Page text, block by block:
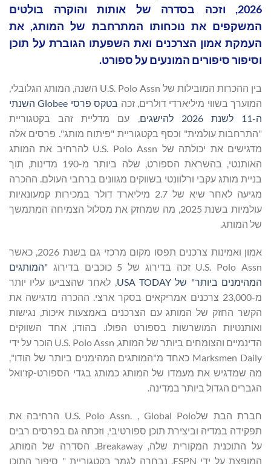
2026, וזכה בסדרה של אותות והוקרה בולטים
המשקפים את נוכחותו המתרחבת של המותג, את
העמקת אמון הצרכנים ואת השפעתו הגוברת על תוכן
וסיפור סיפורים המונעים על ספורט.
בין ההכרות המובילות של U.S. Polo Assn השנה, המותג הגלובלי,
המוערך בשווי מיליארדי דולרים, זכה
בטקס פרסי Globee השנתי
ה-11 לשנת 2026 להישגים
, עם מדליית זהב בקטגוריית
"התרחבות עולמית" וכסף בקטגוריית "פיתוח מותג". פרסים אלה
מדגישים את יכולתה של U.S. Polo Assn להרחיב את המותג
האותנטי, בהשראת הספורט, שלה ביותר מ-190 מדינות, תוך
בניית מותג עקבי ורלוונטי בשווקים מגוונים ברחבי העולם. ההכרה
מגיעה לאחר שיא של 2.7 מיליארד דולר במכירות קמעונאיות
עולמיות בשנת 2025, מה שמחזק את מסלול הצמיחה המתמשך
של המותג.
אמון ואמינות צרכנים תפסו מקום מרכזי גם בשנת 2026, כאשר
U.S. Polo Assn זכה בדירוג של 5 כוכבים בדירוג
"המותגים
המהימנים ביותר" של USA TODAY
, לאחר שהצביעו עליו יותר
מ-23,000 צרכנים אמריקאים בסקר ארצי. ההכרה מדגישה את
הקשר החזק של המותג עם הצרכנים באמצעות איכות, נגישות
ואותנטיות המושרשות בספורט הפולו. בהודו, אחד השווקים
הדינמיים והצומחים ביותר של המותג, U.S. Polo Assn הוכר על ידי
Marksmen Daily כאחד מ"המותגים המהימנים ביותר של הודו",
מה שמדגיש את מעמדו של המותג כמותג בגדי הספורט-קז'ואל
הגברים הגדול ביותר במדינה.
חברת הבת שלU.S. Polo Assn. , Global Polo הרחיבה את
תפקידה במדיה וביצירת תוכן ספורטיבי, וזכתה גם בפרסים רבים
על התוכנית המקורית שלה, Breakaway. הסדרה של המותג,
המופצת על ידי ESPN, נבחרה לגמר בקטגוריית " סיפור התוכן